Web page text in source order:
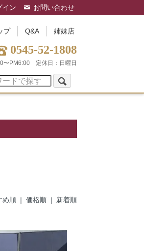
イン お問い合わせ
プ Q&A 姉妹店
0545-52-1808
〜PM6:00 定休日：日曜日
め順 | 価格順 | 新着順